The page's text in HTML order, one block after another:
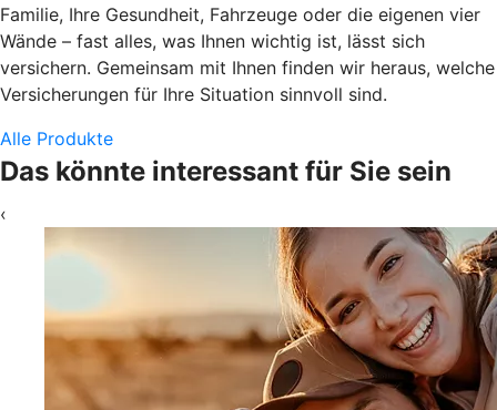
Familie, Ihre Gesundheit, Fahrzeuge oder die eigenen vier
Wände – fast alles, was Ihnen wichtig ist, lässt sich
versichern. Gemeinsam mit Ihnen finden wir heraus, welche
Versicherungen für Ihre Situation sinnvoll sind.
Alle Produkte
Das könnte interessant für Sie sein
‹